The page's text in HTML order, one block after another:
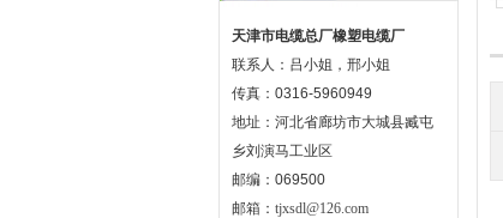
天津市电缆总厂橡塑电缆厂
联系人：吕小姐，邢小姐
传真：0316-5960949
地址：河北省廊坊市大城县臧屯
乡刘演马工业区
邮编：069500
邮箱： tjxsdl@126.com